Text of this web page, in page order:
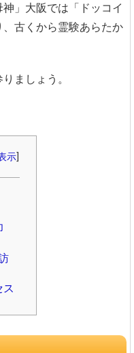
」大阪では「ドッコイ
古くから霊験あらたか
ましょう。
示
ス